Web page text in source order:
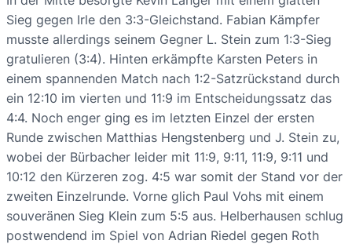
Sieg gegen Irle den 3:3-Gleichstand. Fabian Kämpfer
musste allerdings seinem Gegner L. Stein zum 1:3-Sieg
gratulieren (3:4). Hinten erkämpfte Karsten Peters in
einem spannenden Match nach 1:2-Satzrückstand durch
ein 12:10 im vierten und 11:9 im Entscheidungssatz das
4:4. Noch enger ging es im letzten Einzel der ersten
Runde zwischen Matthias Hengstenberg und J. Stein zu,
wobei der Bürbacher leider mit 11:9, 9:11, 11:9, 9:11 und
10:12 den Kürzeren zog. 4:5 war somit der Stand vor der
zweiten Einzelrunde. Vorne glich Paul Vohs mit einem
souveränen Sieg Klein zum 5:5 aus. Helberhausen schlug
postwendend im Spiel von Adrian Riedel gegen Roth